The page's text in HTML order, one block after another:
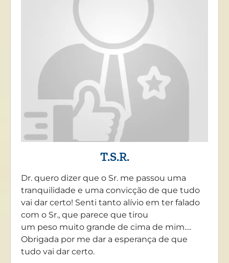
T.S.R.
Dr. quero dizer que o Sr. me passou uma
tranquilidade e uma convicção de que tudo
vai dar certo! Senti tanto alívio em ter falado
com o Sr., que parece que tirou
um peso muito grande de cima de mim….
Obrigada por me dar a esperança de que
tudo vai dar certo.